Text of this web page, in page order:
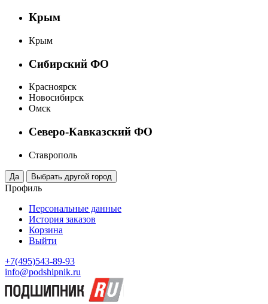
Крым
Крым
Сибирский ФО
Красноярск
Новосибирск
Омск
Северо-Кавказский ФО
Ставрополь
Профиль
Персональные данные
История заказов
Корзина
Выйти
+7(495)543-89-93
info@podshipnik.ru